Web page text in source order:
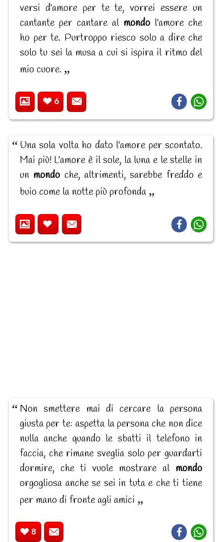
versi d'amore per te te, vorrei essere un
cantante per cantare al mondo l'amore che
ho per te. Purtroppo riesco solo a dire che
solo tu sei la musa a cui si ispira il ritmo del
mio cuore.
6
Una sola volta ho dato l'amore per scontato.
Mai più! L'amore è il sole, la luna e le stelle in
un mondo che, altrimenti, sarebbe freddo e
buio come la notte più profonda
Non smettere mai di cercare la persona
giusta per te: aspetta la persona che non dice
nulla anche quando le sbatti il telefono in
faccia, che rimane sveglia solo per guardarti
dormire, che ti vuole mostrare al mondo
orgogliosa anche se sei in tuta e che ti tiene
per mano di fronte agli amici
8